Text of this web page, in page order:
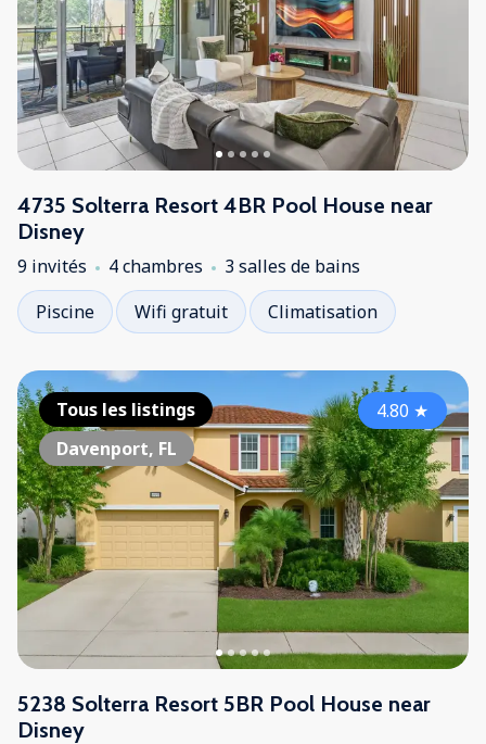
4735 Solterra Resort 4BR Pool House near
Disney
9 invités 4 chambres
3 salles de bains
Piscine
Wifi gratuit Climatisation
Tous les listings
Davenport, FL
4.80 ★
5238 Solterra Resort 5BR Pool House near
Disney